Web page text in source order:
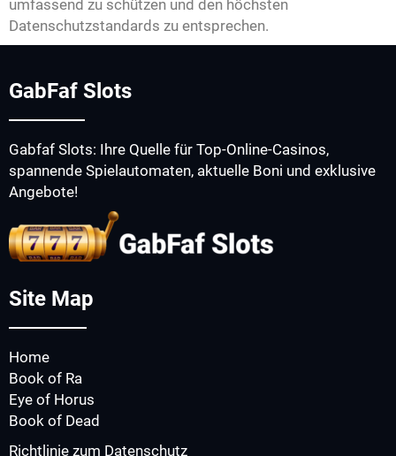
umfassend zu schützen und den höchsten
Datenschutzstandards zu entsprechen.
GabFaf Slots
Gabfaf Slots: Ihre Quelle für Top-Online-Casinos,
spannende Spielautomaten, aktuelle Boni und exklusive
Angebote!
Site Map
Home
Book of Ra
Eye of Horus
Book of Dead
Richtlinie zum Datenschutz